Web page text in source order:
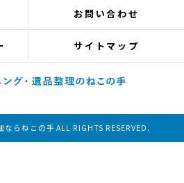
お問い合わせ
サイトマップ
らねこの手 ALL RIGHTS RESERVED.